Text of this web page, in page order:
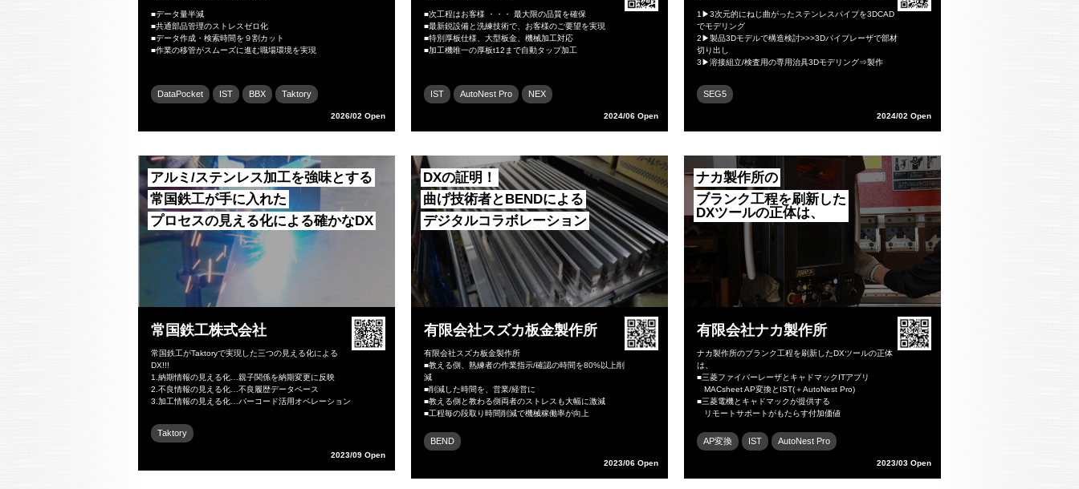
■データ量半減
■共通部品管理のストレスゼロ化
■データ作成・検索時間を９割カット
■作業の移管がスムーズに進む職場環境を実現
DataPocket IST BBX Taktory
2026/02 Open
■次工程はお客様 ・・・ 最大限の品質を確保
■最新鋭設備と洗練技術で、お客様のご要望を実現
■特別厚板仕様、大型板金、機械加工対応
■加工機唯一の厚板t12まで自動タップ加工
IST AutoNest Pro NEX
2024/06 Open
1▶3次元的にねじ曲がったステンレスパイプを3DCAD
でモデリング
2▶製品3Dモデルで構造検討>>>3Dパイプレーザで部材
切り出し
3▶溶接組立/検査用の専用治具3Dモデリング⇒製作
SEG5
2024/02 Open
アルミ/ステンレス加工を強味とする
常国鉄工が手に入れた
プロセスの見える化による確かなDX
常国鉄工株式会社
常国鉄工がTaktoryで実現した三つの見える化による
DX!!!
1.納期情報の見える化…親子関係を納期変更に反映
2.不良情報の見える化…不良履歴データベース
3.加工情報の見える化…バーコード活用オペレーション
Taktory
2023/09 Open
DXの証明！
曲げ技術者とBENDによる
デジタルコラボレーション
有限会社スズカ板金製作所
有限会社スズカ板金製作所
■教える側、熟練者の作業指示/確認の時間を80%以上削
減
■削減した時間を、営業/経営に
■教える側と教わる側両者のストレスも大幅に激減
■工程毎の段取り時間削減で機械稼働率が向上
BEND
2023/06 Open
ナカ製作所の
ブランク工程を刷新した
DXツールの正体は、
有限会社ナカ製作所
ナカ製作所のブランク工程を刷新したDXツールの正体
は、
■三菱ファイバーレーザとキャドマックITアプリ
MACsheet AP変換とIST(＋AutoNest Pro)
■三菱電機とキャドマックが提供する
リモートサポートがもたらす付加価値
AP変換 IST AutoNest Pro
2023/03 Open